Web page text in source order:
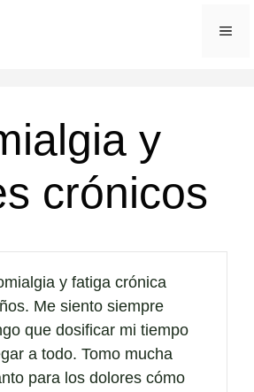
y
crónicos
y fatiga crónica
Me siento siempre
que dosificar mi tiempo
a todo. Tomo mucha
para los dolores cómo